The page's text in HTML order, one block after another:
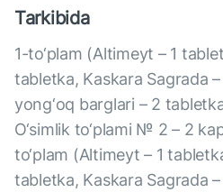
Tarkibida
1-to‘plam (Altimeyt – 1
tabletka, Kaskara Sagrada
yong‘oq barglari – 2
O‘simlik to‘plami № 2 – 2
to‘plam (Altimeyt – 1
tabletka, Kaskara Sagrada